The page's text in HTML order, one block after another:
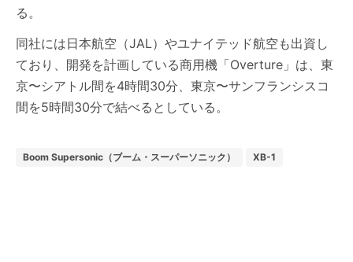
る。
同社には日本航空（JAL）やユナイテッド航空も出資し
ており、開発を計画している商用機「Overture」は、東
京〜シアトル間を4時間30分、東京〜サンフランシスコ
間を5時間30分で結べるとしている。
Boom Supersonic（ブーム・スーパーソニック） XB-1